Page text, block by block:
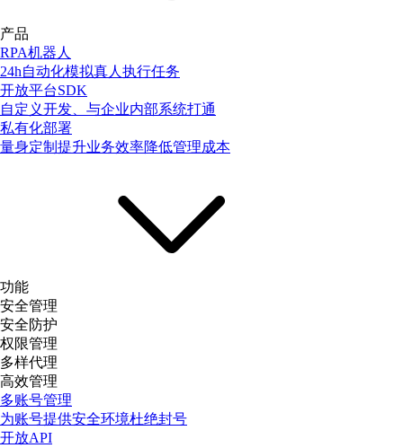
产品
RPA机器人
24h自动化模拟真人执行任务
开放平台SDK
自定义开发、与企业内部系统打通
私有化部署
量身定制提升业务效率降低管理成本
功能
安全管理
安全防护
权限管理
多样代理
高效管理
多账号管理
为账号提供安全环境杜绝封号
开放API